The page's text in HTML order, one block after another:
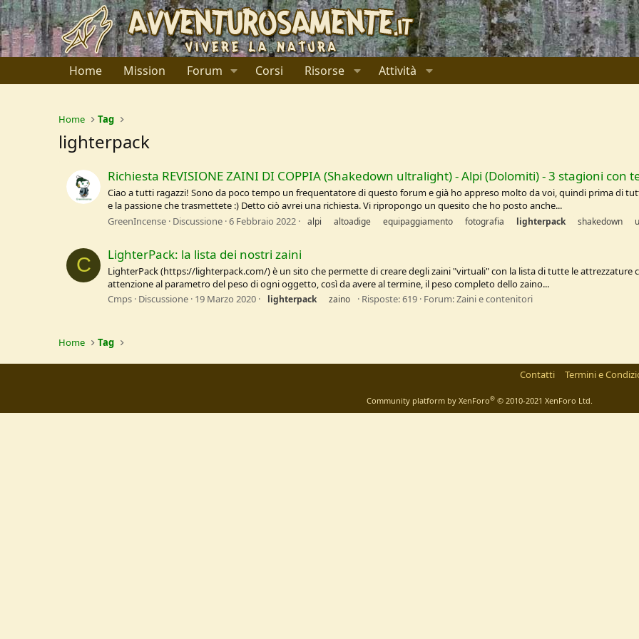
Home Mission Forum Corsi Risorse Attività
Home Tag
lighterpack
Richiesta REVISIONE ZAINI DI COPPIA (Shakedown ultralight) - Alpi (Dolomiti) - 3 stagioni
Ciao a tutti ragazzi! Sono da poco tempo un frequentatore di questo forum e già ho appreso molto da voi, quindi prima di
e la passione che trasmettete :) Detto ciò avrei una richiesta. Vi ripropongo un quesito che ho posto anche...
GreenIncense Discussione 6 Febbraio 2022 alpi altoadige equipaggiamento fotografia lighterpack shakedown
C LighterPack: la lista dei nostri zaini
LighterPack (https://lighterpack.com/) è un sito che permette di creare degli zaini "virtuali" con la lista di tutte le
attenzione al parametro del peso di ogni oggetto, così da avere al termine, il peso completo dello zaino...
Cmps Discussione 19 Marzo 2020 lighterpack zaino Risposte: 619 Forum:Zaini e contenitori
Home Tag
Contatti Termini e
Community platform by XenForo® © 2010-2021 XenForo Ltd.